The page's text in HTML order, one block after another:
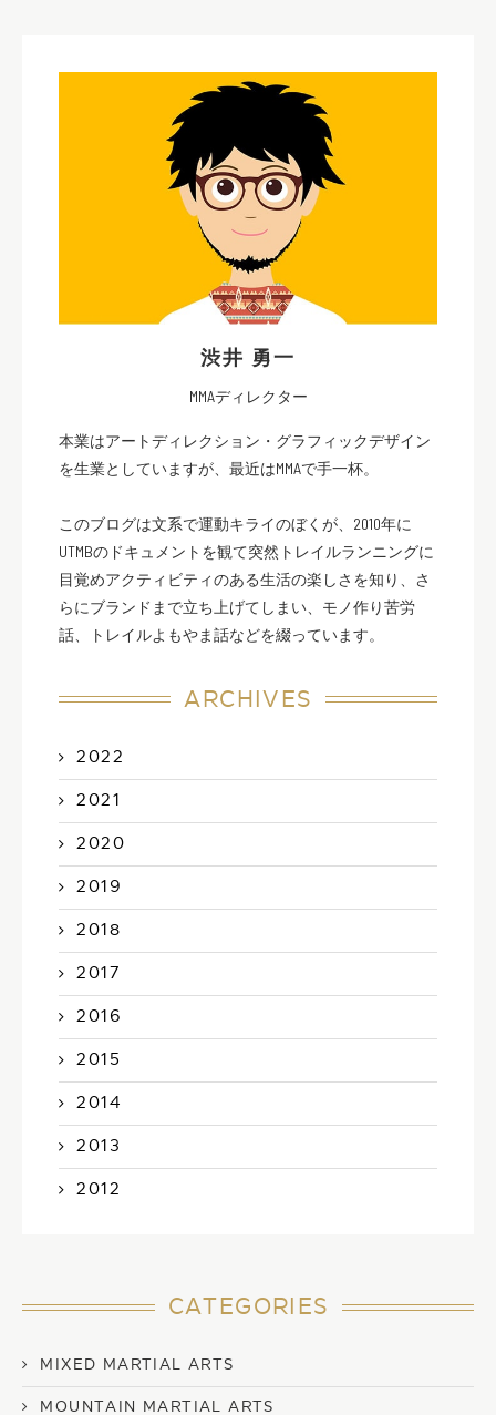
渋井 勇一
MMAディレクター
本業はアートディレクション・グラフィックデザイン
を生業としていますが、最近はMMAで手一杯。
このブログは文系で運動キライのぼくが、2010年に
UTMBのドキュメントを観て突然トレイルランニングに
目覚めアクティビティのある生活の楽しさを知り、さ
らにブランドまで立ち上げてしまい、モノ作り苦労
話、トレイルよもやま話などを綴っています。
ARCHIVES
2022
2021
2020
2019
2018
2017
2016
2015
2014
2013
2012
CATEGORIES
MIXED MARTIAL ARTS
MOUNTAIN MARTIAL ARTS